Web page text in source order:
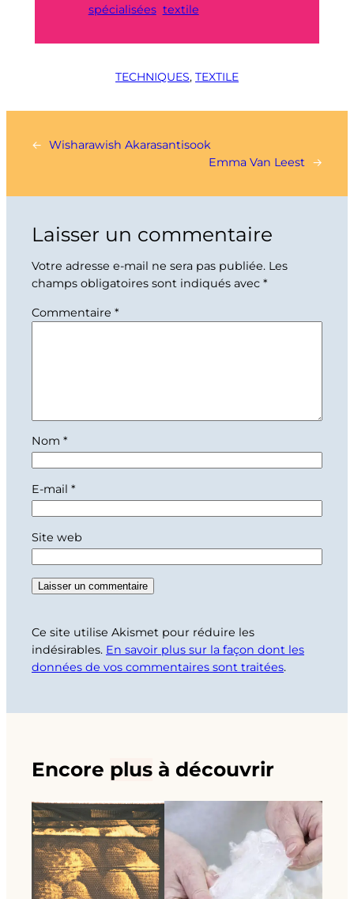
spécialisées textile
TECHNIQUES, TEXTILE
← Wisharawish Akarasantisook
Emma Van Leest →
Laisser un commentaire
Votre adresse e-mail ne sera pas publiée. Les
champs obligatoires sont indiqués avec *
Commentaire *
Nom *
E-mail *
Site web
Ce site utilise Akismet pour réduire les
indésirables. En savoir plus sur la façon dont les
données de vos commentaires sont traitées.
Encore plus à découvrir